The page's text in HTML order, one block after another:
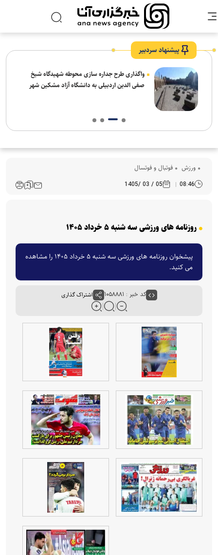
پیشنهاد سردبیر
واگذاری طرح جداره سازی محوطه شهیدگاه شیخ
صفی الدین اردبیلی به دانشگاه آزاد مشکین شهر
ورزش فوتبال و فوتسال
08:46
05 / 03 /1405
روزنامه های ورزشی سه شنبه ۵ خرداد ۱۴۰۵
پیشخوان روزنامه های ورزشی سه شنبه ۵ خرداد ۱۴۰۵ را مشاهده
می کنید.
کد خبر : ۱۰۵۸۸۸۱ اشتراک گذاری